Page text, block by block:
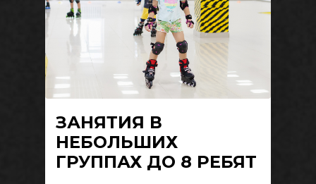
ЗАНЯТИЯ В
НЕБОЛЬШИХ
ГРУППАХ ДО 8 РЕБЯТ